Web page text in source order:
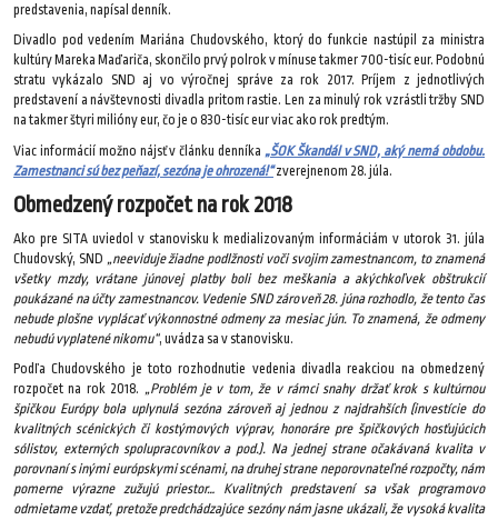
predstavenia, napísal denník.
Divadlo pod vedením Mariána Chudovského, ktorý do funkcie nastúpil za ministra
kultúry Mareka Maďariča, skončilo prvý polrok v mínuse takmer 700-tisíc eur. Podobnú
stratu vykázalo SND aj vo výročnej správe za rok 2017. Príjem z jednotlivých
predstavení a návštevnosti divadla pritom rastie. Len za minulý rok vzrástli tržby SND
na takmer štyri milióny eur, čo je o 830-tisíc eur viac ako rok predtým.
Viac informácií možno nájsť v článku denníka „ŠOK Škandál v SND, aký nemá obdobu.
Zamestnanci sú bez peňazí, sezóna je ohrozená!“ zverejnenom 28. júla.
Obmedzený rozpočet na rok 2018
Ako pre SITA uviedol v stanovisku k medializovaným informáciám v utorok 31. júla
Chudovský, SND „neeviduje žiadne podlžnosti voči svojim zamestnancom, to znamená
všetky mzdy, vrátane júnovej platby boli bez meškania a akýchkoľvek obštrukcií
poukázané na účty zamestnancov. Vedenie SND zároveň 28. júna rozhodlo, že tento čas
nebude plošne vyplácať výkonnostné odmeny za mesiac jún. To znamená, že odmeny
nebudú vyplatené nikomu“, uvádza sa v stanovisku.
Podľa Chudovského je toto rozhodnutie vedenia divadla reakciou na obmedzený
rozpočet na rok 2018. „Problém je v tom, že v rámci snahy držať krok s kultúrnou
špičkou Európy bola uplynulá sezóna zároveň aj jednou z najdrahších (investície do
kvalitných scénických či kostýmových výprav, honoráre pre špičkových hosťujúcich
sólistov, externých spolupracovníkov a pod.). Na jednej strane očakávaná kvalita v
porovnaní s inými európskymi scénami, na druhej strane neporovnateľné rozpočty, nám
pomerne výrazne zužujú priestor… Kvalitných predstavení sa však programovo
odmietame vzdať, pretože predchádzajúce sezóny nám jasne ukázali, že vysoká kvalita